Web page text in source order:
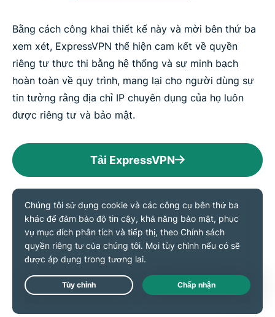
Bằng cách công khai thiết kế này và mời bên thứ ba
xem xét, ExpressVPN thể hiện cam kết về quyền
riêng tư thực thi bằng hệ thống và sự minh bạch
hoàn toàn về quy trình, mang lại cho người dùng sự
tin tưởng rằng địa chỉ IP chuyên dụng của họ luôn
được riêng tư và bảo mật.
Tải ExpressVPN
Mọi người nói gì về
ExpressVPN
Đánh giá từ những khách hàng hài lòng nhất của
Live Chat